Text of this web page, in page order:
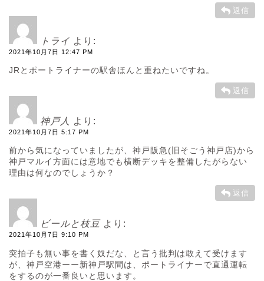
返信
トライ より:
2021年10月7日 12:47 PM
JRとポートライナーの駅舎ほんと重ねたいですね。
返信
神戸人 より:
2021年10月7日 5:17 PM
前から気になっていましたが、神戸阪急(旧そごう神戸店)から
神戸マルイ方面には意地でも横断デッキを整備したがらない
理由は何なのでしょうか？
返信
ビールと枝豆 より:
2021年10月7日 9:10 PM
突拍子も無い事を書く奴だな、と言う批判は敢えて受けます
が、神戸空港ーー新神戸駅間は、ポートライナーで直通運転
をするのが一番良いと思います。